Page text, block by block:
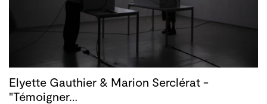
Elyette Gauthier & Marion Serclérat -
"Témoigner…